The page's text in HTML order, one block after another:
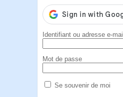
Identifiant ou adresse e-mail
Mot de passe
Se souvenir de moi